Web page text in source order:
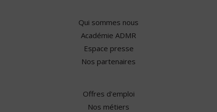
Qui sommes nous
Académie ADMR
Espace presse
Nos partenaires
Offres d'emploi
Nos métiers